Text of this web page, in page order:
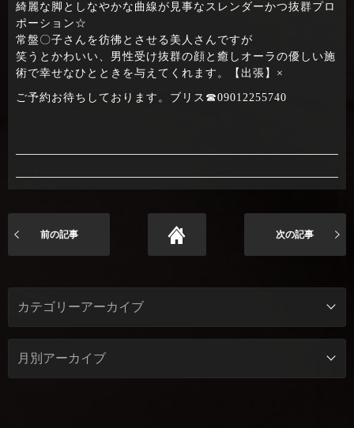
綺麗な脚としなやかな曲線が見事なスレンダーかつ抜群プロ
ポーション☆
常盤〇子さんを彷彿とさせる美人さんですが
笑うとかわいい、男性受け抜群の顔と癒しオーラの優しい施
術で幸せなひとときを与えてくれます。【出張】×
ご予約お待ちしております。ブリス☎09012255740
前の記事 次の記事